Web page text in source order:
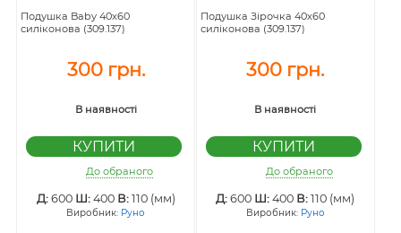
Подушка Baby 40х60
силіконова (309.137)
300 грн.
В наявності
До обраного
Д: 600Ш: 400В: 110 (мм)
Виробник: Руно
Подушка Зірочка 40х60
силіконова (309.137)
300 грн.
В наявності
До обраного
Д:600 Ш:400 В:110 (мм)
Виробник: Руно